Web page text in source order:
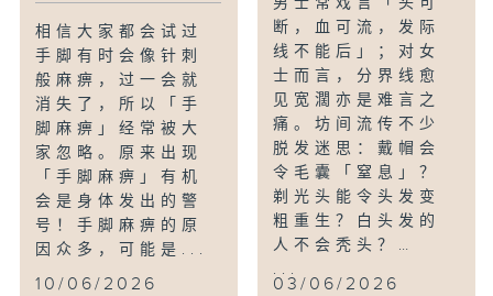
相信大家都会试过
手脚有时会像针刺
般麻痹，过一会就
消失了，所以「手
脚麻痹」经常被大
家忽略。原来出现
「手脚麻痹」有机
会是身体发出的警
号！手脚麻痹的原
因众多，可能是...
10/06/2026
男士常戏言「头可
断，血可流，发际
线不能后」；对女
士而言，分界线愈
见宽濶亦是难言之
痛。坊间流传不少
脱发迷思：戴帽会
令毛囊「窒息」？
剃光头能令头发变
粗重生？白头发的
人不会秃头？…
...
03/06/2026